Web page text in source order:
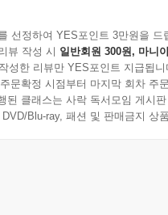
선정하여 YES포인트 3만원을 드
뷰 작성 시 일반회원 300원, 마니
성한 리뷰만 YES포인트 지급됩니
문확정 시점부터 마지막 회차 주
된 클래스는 사락 독서모임 게시
Blu-ray, 패션 및 판매금지 상